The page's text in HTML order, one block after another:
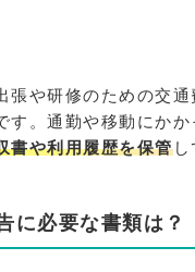
張や研修のための交
す。通勤や移動にか
書や利用履歴を保管し
に必要な書類は？